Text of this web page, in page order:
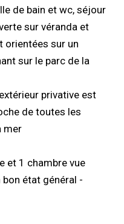
de bain et wc, séjour
sur véranda et
orientées sur un
sur le parc de la
privative est
de toutes les
mer
et 1 chambre vue
état général -